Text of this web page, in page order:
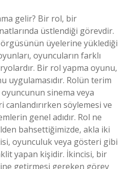
gelir? Bir rol, bir
üstlendiği görevdir.
üyelerine yüklediği
oyuncuların farklı
Bir rol yapma oyunu,
uygulamasıdır. Rolün terim
sinema veya
söylemesi ve
genel adıdır. Rol ne
bahsettiğimizde, akla iki
oyunculuk veya gösteri gibi
yapan kişidir. İkincisi, bir
getirmesi gereken görev